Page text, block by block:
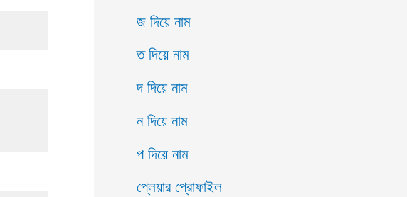
জ দিয়ে নাম
ত দিয়ে নাম
দ দিয়ে নাম
ন দিয়ে নাম
প দিয়ে নাম
প্লেয়ার প্রোফাইল